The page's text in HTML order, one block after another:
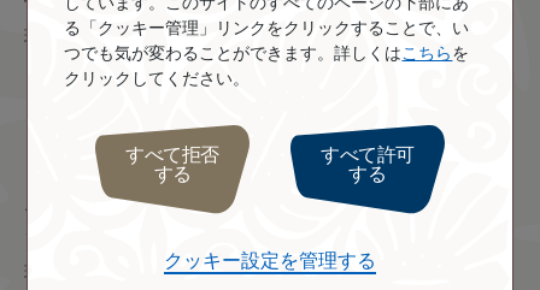
現在のマイル残高の確認や、クラブティアレへのご入会は、当ウ
ェブサイトのクラブティアレページをご覧ください。
クラブティアレのマイルを貯める
エア タヒチ ヌイでは、航空券の合計金額に応じてマイルが加算
現在のマイル残高の確認や、クラブティアレへのご入会は、当ウ
る「クッキー管理」リンクをクリックすることで、い
つでも気が変わることができます。詳しくは こちら を
クリックしてください。
すべて拒否
する
すべて許可
する
クッキー設定を管理する